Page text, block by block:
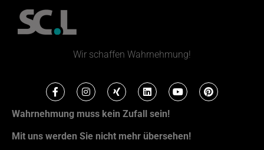
Wir schaffen Wahrnehmung!
Wahrnehmung muss kein Zufall sein!
Mit uns werden Sie nicht mehr übersehen!